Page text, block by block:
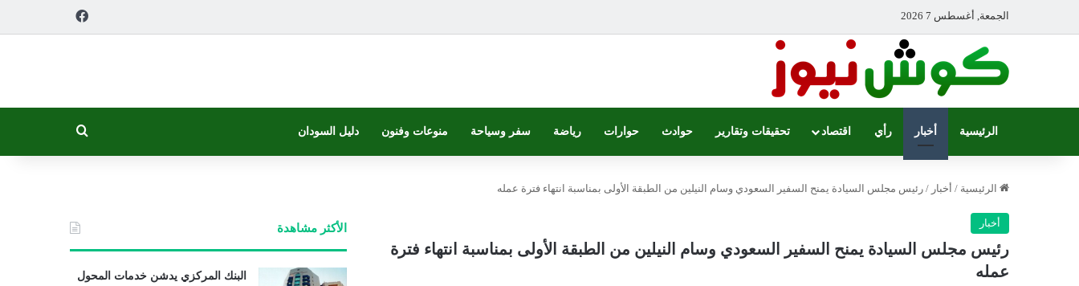
الجمعة, أغسطس 7 2026
الرئيسية أخبار رأي اقتصاد تحقيقات وتقارير حوادث حوارات رياضة سفر وسياحة منوعات وفنون دليل السودان
الرئيسية / أخبار / رئيس مجلس السيادة يمنح السفير السعودي وسام النيلين من الطبقة الأولى بمناسبة انتهاء فترة عمله
أخبار
رئيس مجلس السيادة يمنح السفير السعودي وسام النيلين من الطبقة الأولى بمناسبة انتهاء فترة
عمله
الأكثر مشاهدة
البنك المركزي يدشن خدمات المحول